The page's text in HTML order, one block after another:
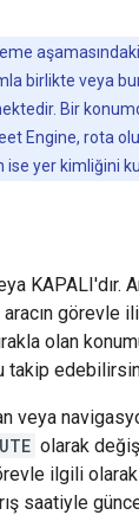
birlikte veya
Bir
Engine, rota
yer kimliğini
KAPALI'dır.
görevle
olan
takip
veya
olarak
ilgili olarak
saatiyle